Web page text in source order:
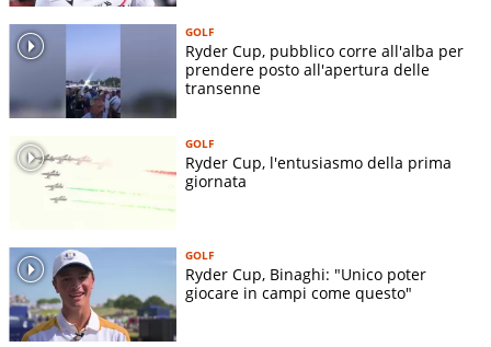
GOLF
Ryder Cup, pubblico corre all'alba per
prendere posto all'apertura delle
transenne
GOLF
Ryder Cup, l'entusiasmo della prima
giornata
GOLF
Ryder Cup, Binaghi: "Unico poter
giocare in campi come questo"